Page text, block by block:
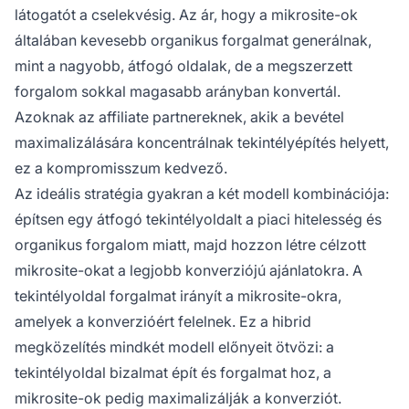
látogatót a cselekvésig. Az ár, hogy a mikrosite-ok
általában kevesebb organikus forgalmat generálnak,
mint a nagyobb, átfogó oldalak, de a megszerzett
forgalom sokkal magasabb arányban konvertál.
Azoknak az affiliate partnereknek, akik a bevétel
maximalizálására koncentrálnak tekintélyépítés helyett,
ez a kompromisszum kedvező.
Az ideális stratégia gyakran a két modell kombinációja:
építsen egy átfogó tekintélyoldalt a piaci hitelesség és
organikus forgalom miatt, majd hozzon létre célzott
mikrosite-okat a legjobb konverziójú ajánlatokra. A
tekintélyoldal forgalmat irányít a mikrosite-okra,
amelyek a konverzióért felelnek. Ez a hibrid
megközelítés mindkét modell előnyeit ötvözi: a
tekintélyoldal bizalmat épít és forgalmat hoz, a
mikrosite-ok pedig maximalizálják a konverziót.